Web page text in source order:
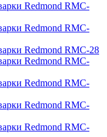
Redmond RMC-
Redmond RMC-
Redmond RMC-28
Redmond RMC-
Redmond RMC-
Redmond RMC-
Redmond RMC-